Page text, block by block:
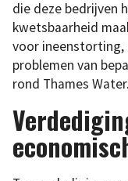
die deze bedrijven
kwetsbaarheid
voor ineenstorting,
problemen van
rond Thames Water.